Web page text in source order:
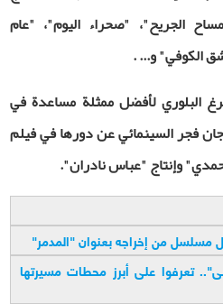
الجريح"، "صحراء اليوم"، "عام
الكوفي" و... .
البلوري لأفضل ممثلة مساعدة في
فجر السينمائي عن دورها فيفیلم
وإنتاج "عباس نادران".
مسلسل من إخراجه بعنوان "المدمر"
تعرفوا على أبرز محطات مسيرتها